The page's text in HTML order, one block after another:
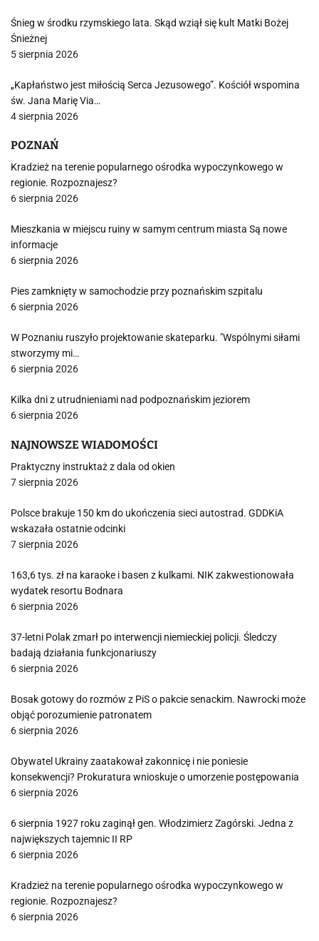
Śnieg w środku rzymskiego lata. Skąd wziął się kult Matki Bożej
Śnieżnej
5 sierpnia 2026
„Kapłaństwo jest miłością Serca Jezusowego”. Kościół wspomina
św. Jana Marię Via…
4 sierpnia 2026
POZNAŃ
Kradzież na terenie popularnego ośrodka wypoczynkowego w
regionie. Rozpoznajesz?
6 sierpnia 2026
Mieszkania w miejscu ruiny w samym centrum miasta Są nowe
informacje
6 sierpnia 2026
Pies zamknięty w samochodzie przy poznańskim szpitalu
6 sierpnia 2026
W Poznaniu ruszyło projektowanie skateparku. "Wspólnymi siłami
stworzymy mi…
6 sierpnia 2026
Kilka dni z utrudnieniami nad podpoznańskim jeziorem
6 sierpnia 2026
NAJNOWSZE WIADOMOŚCI
Praktyczny instruktaż z dala od okien
7 sierpnia 2026
Polsce brakuje 150 km do ukończenia sieci autostrad. GDDKiA
wskazała ostatnie odcinki
7 sierpnia 2026
163,6 tys. zł na karaoke i basen z kulkami. NIK zakwestionowała
wydatek resortu Bodnara
6 sierpnia 2026
37-letni Polak zmarł po interwencji niemieckiej policji. Śledczy
badają działania funkcjonariuszy
6 sierpnia 2026
Bosak gotowy do rozmów z PiS o pakcie senackim. Nawrocki może
objąć porozumienie patronatem
6 sierpnia 2026
Obywatel Ukrainy zaatakował zakonnicę i nie poniesie
konsekwencji? Prokuratura wnioskuje o umorzenie postępowania
6 sierpnia 2026
6 sierpnia 1927 roku zaginął gen. Włodzimierz Zagórski. Jedna z
największych tajemnic II RP
6 sierpnia 2026
Kradzież na terenie popularnego ośrodka wypoczynkowego w
regionie. Rozpoznajesz?
6 sierpnia 2026